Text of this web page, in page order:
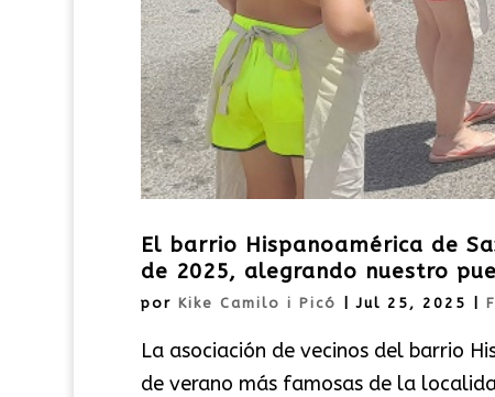
El barrio Hispanoamérica de
de 2025, alegrando nuestro
por Kike Camilo i Picó |Jul 25, 2025
La asociación de vecinos del barrio
de verano más famosas de la